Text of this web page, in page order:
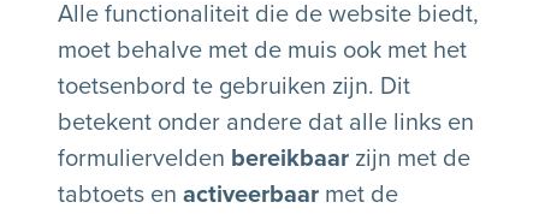
Alle functionaliteit die de website biedt,
moet behalve met de muis ook met het
toetsenbord te gebruiken zijn. Dit
betekent onder andere dat alle links en
formuliervelden bereikbaar zijn met de
tabtoets en activeerbaar met de